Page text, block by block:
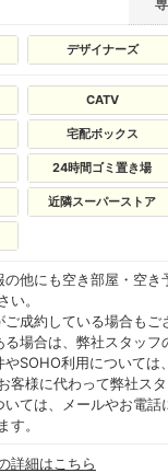
デザイナーズ
CATV
宅配ボックス
24時間ゴミ置き場
近隣スーパーストア
他にも空き部屋・空
い。
成約している場合もご
場合は、弊社スタッフ
SOHO利用について
客様に代わって弊社ス
ては、メールやお電
す。
詳細はこちら